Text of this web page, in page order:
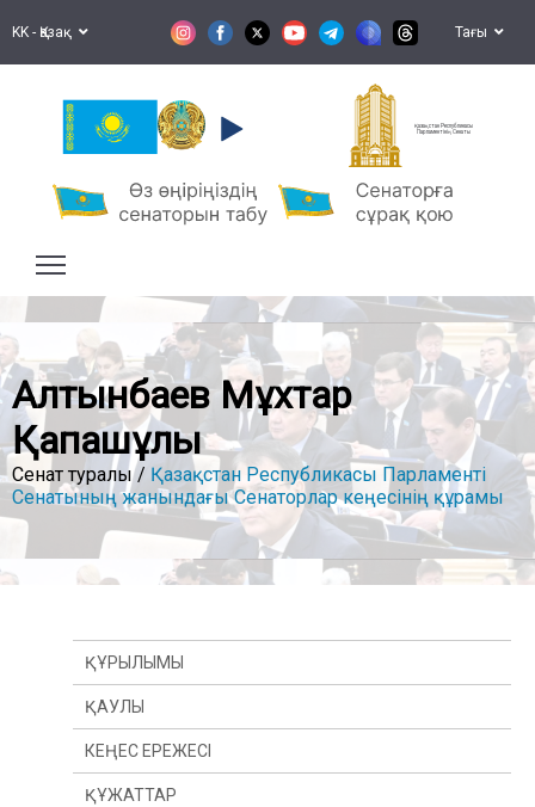
KK - Қазақ Тағы
Қазақстан Республикасы
Парламентінің Сенаты
Алтынбаев Мұхтар
Қапашұлы
Сенат туралы / Қазақстан Республикасы Парламенті
Сенатының жанындағы Сенаторлар кеңесінің құрамы
ҚҰРЫЛЫМЫ
ҚАУЛЫ
КЕҢЕС ЕРЕЖЕСІ
ҚҰЖАТТАР